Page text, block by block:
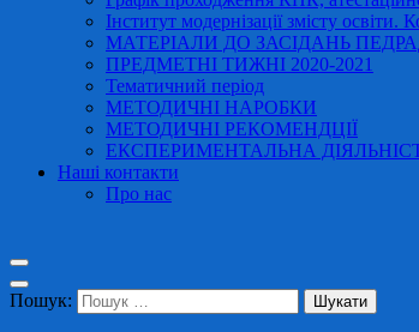
Інститут модернізації змісту освіти.
МАТЕРІАЛИ ДО ЗАСІДАНЬ
ПРЕДМЕТНІ ТИЖНІ 2020-2021
Тематичний період
МЕТОДИЧНІ НАРОБКИ
МЕТОДИЧНІ РЕКОМЕНДЦІЇ
ЕКСПЕРИМЕНТАЛЬНА
Наші контакти
Про нас
Пошук: